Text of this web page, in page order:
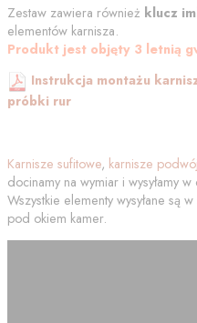
Zestaw zawiera również klucz
elementów karnisza.
Produkt jest objęty 3 letnią
Instrukcja montażu
próbki rur
Karnisze sufitowe, karnisze
docinamy na wymiar i wysyłamy
Wszystkie elementy wysyłane są
pod okiem kamer.